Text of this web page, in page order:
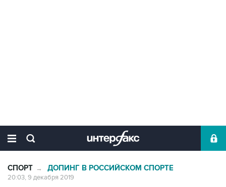
СПОРТ → ДОПИНГ В РОССИЙСКОМ СПОРТЕ
20:03, 9 декабря 2019